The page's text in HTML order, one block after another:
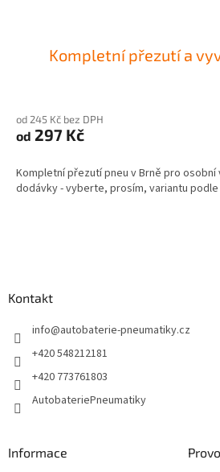
Kompletní přezutí a
od 245 Kč bez DPH
od 297 Kč
Kompletní přezutí pneu v Brně pro osobní
dodávky - vyberte, prosím, variantu podle
Kontakt
info@autobaterie-pneumatiky.cz
+420 548212181
+420 773761803
AutobateriePneumatiky
Informace